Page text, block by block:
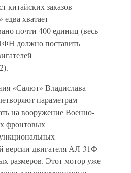
заказов
хватает
почти 400 единиц (весь
должно поставить
«Салют» Владислава
параметрам
на вооружение Военно-
фронтовых
версии двигателя АЛ-31Ф-
размеров. Этот мотор уже